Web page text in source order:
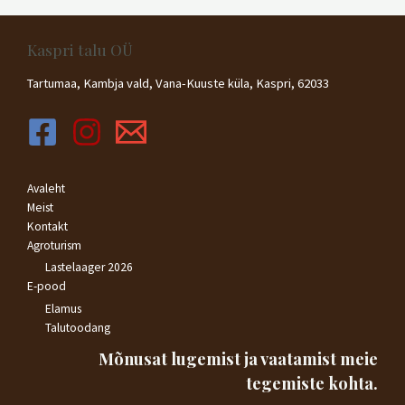
5
n
g
g
a
/
5
Kaspri talu OÜ
Tartumaa, Kambja vald, Vana-Kuuste küla, Kaspri, 62033
Avaleht
Meist
Kontakt
Agroturism
Lastelaager 2026
E-pood
Elamus
Talutoodang
Mõnusat lugemist ja vaatamist meie
tegemiste kohta.